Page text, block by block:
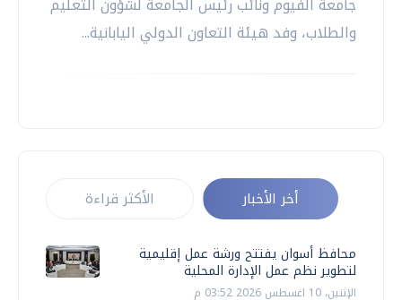
والطلاب، وفد هيئة التعاون الدولي اليابانية...
أخر الأخبار الأكثر قراءة
محافظ أسوان يفتتح ورشة عمل إقليمية
لتطوير نظم عمل الإدارة المحلية
الإثنين، 10 اغسطس 2026 03:52 م